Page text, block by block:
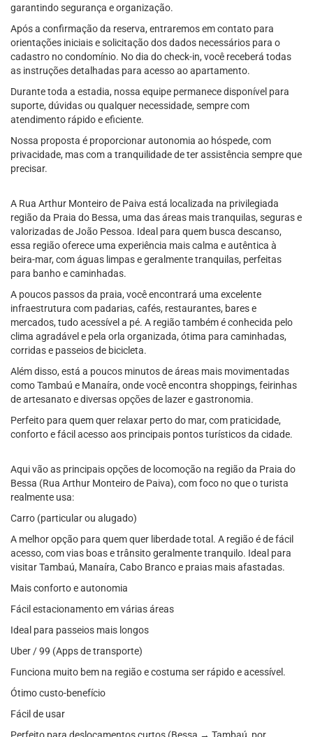
garantindo segurança e organização.
Após a confirmação da reserva, entraremos em contato para
orientações iniciais e solicitação dos dados necessários para o
cadastro no condomínio. No dia do check-in, você receberá todas
as instruções detalhadas para acesso ao apartamento.
Durante toda a estadia, nossa equipe permanece disponível para
suporte, dúvidas ou qualquer necessidade, sempre com
atendimento rápido e eficiente.
Nossa proposta é proporcionar autonomia ao hóspede, com
privacidade, mas com a tranquilidade de ter assistência sempre que
precisar.
A Rua Arthur Monteiro de Paiva está localizada na privilegiada
região da Praia do Bessa, uma das áreas mais tranquilas, seguras e
valorizadas de João Pessoa. Ideal para quem busca descanso,
essa região oferece uma experiência mais calma e autêntica à
beira-mar, com águas limpas e geralmente tranquilas, perfeitas
para banho e caminhadas.
A poucos passos da praia, você encontrará uma excelente
infraestrutura com padarias, cafés, restaurantes, bares e
mercados, tudo acessível a pé. A região também é conhecida pelo
clima agradável e pela orla organizada, ótima para caminhadas,
corridas e passeios de bicicleta.
Além disso, está a poucos minutos de áreas mais movimentadas
como Tambaú e Manaíra, onde você encontra shoppings, feirinhas
de artesanato e diversas opções de lazer e gastronomia.
Perfeito para quem quer relaxar perto do mar, com praticidade,
conforto e fácil acesso aos principais pontos turísticos da cidade.
Aqui vão as principais opções de locomoção na região da Praia do
Bessa (Rua Arthur Monteiro de Paiva), com foco no que o turista
realmente usa:
Carro (particular ou alugado)
A melhor opção para quem quer liberdade total. A região é de fácil
acesso, com vias boas e trânsito geralmente tranquilo. Ideal para
visitar Tambaú, Manaíra, Cabo Branco e praias mais afastadas.
Mais conforto e autonomia
Fácil estacionamento em várias áreas
Ideal para passeios mais longos
Uber / 99 (Apps de transporte)
Funciona muito bem na região e costuma ser rápido e acessível.
Ótimo custo-benefício
Fácil de usar